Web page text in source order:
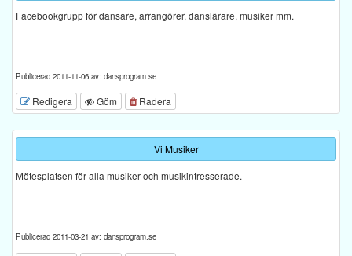
Facebookgrupp för dansare, arrangörer, danslärare, musiker mm.
Publicerad 2011-11-06 av: dansprogram.se
Redigera Göm Radera
Vi Musiker
Mötesplatsen för alla musiker och musikintresserade.
Publicerad 2011-03-21 av: dansprogram.se